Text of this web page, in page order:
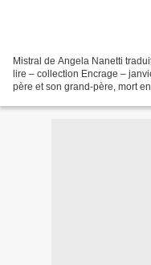
Mistral de Angela Nanetti
lire – collection Encrage –
père et son grand-père, mort